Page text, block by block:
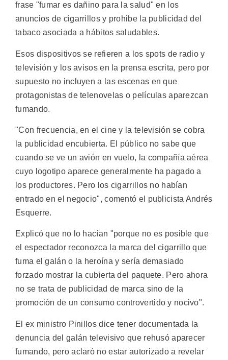
frase "fumar es dañino para la salud" en los
anuncios de cigarrillos y prohibe la publicidad del
tabaco asociada a hábitos saludables.
Esos dispositivos se refieren a los spots de radio y
televisión y los avisos en la prensa escrita, pero por
supuesto no incluyen a las escenas en que
protagonistas de telenovelas o películas aparezcan
fumando.
"Con frecuencia, en el cine y la televisión se cobra
la publicidad encubierta. El público no sabe que
cuando se ve un avión en vuelo, la compañía aérea
cuyo logotipo aparece generalmente ha pagado a
los productores. Pero los cigarrillos no habían
entrado en el negocio", comentó el publicista Andrés
Esquerre.
Explicó que no lo hacían "porque no es posible que
el espectador reconozca la marca del cigarrillo que
fuma el galán o la heroína y sería demasiado
forzado mostrar la cubierta del paquete. Pero ahora
no se trata de publicidad de marca sino de la
promoción de un consumo controvertido y nocivo".
El ex ministro Pinillos dice tener documentada la
denuncia del galán televisivo que rehusó aparecer
fumando, pero aclaró no estar autorizado a revelar